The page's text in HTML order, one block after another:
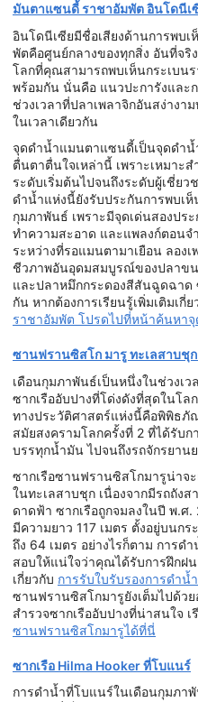
มันตาแซนดี้ ราชาอัมพัต อินโดนีเ
อินโดนีเซียมีชื่อเสียงด้านการพบเ
พัตคือศูนย์กลางของทุกสิ่ง อันที่จ
โลกที่คุณสามารถพบเห็นกระเบน
พร้อมกัน นั่นคือ แนวปะการังและ
ช่วงเวลาที่ปลาเพลาจิกอันสง่าง
ในเวลาเดียวกัน
จุดดำน้ำแมนตาแซนดี้เป็นจุดดำน้
ตื่นตาตื่นใจเหล่านี้ เพราะเหมาะ
ระดับเริ่มต้นไปจนถึงระดับผู้เชี่ย
ดำน้ำแห่งนี้ยังรับประกันการพบเ
กุมภาพันธ์ เพราะมีจุดเด่นสองปร
ทำความสะอาด และแพลงก์ตอนจ
ระหว่างที่รอแมนตามาเยือน ลอง
ชีวภาพอันอุดมสมบูรณ์ของปลาขน
และปลาหมึกกระดองสีสันฉูดฉาด
กัน หากต้องการเรียนรู้เพิ่มเติมเกี่
ราชาอัมพัต โปรดไปที่หน้าค้นหา
ซานฟรานซิสโก มารู ทะเลสาบชุ
เดือนกุมภาพันธ์เป็นหนึ่งในช่วงเ
ซากเรืออับปางที่โด่งดังที่สุดในโ
ทางประวัติศาสตร์แห่งนี้คือพิพิธภั
สมัยสงครามโลกครั้งที่ 2 ที่ได้รับก
บรรทุกน้ำมัน ไปจนถึงรถจักรยาน
ซากเรือซานฟรานซิสโกมารูน่าจ
ในทะเลสาบชุก เนื่องจากมีรถถัง
ดาดฟ้า ซากเรือถูกจมลงในปี พ.ศ
มีความยาว 117 เมตร ตั้งอยู่บนก
ถึง 64 เมตร อย่างไรก็ตาม การ
สอบให้แน่ใจว่าคุณได้รับการฝึกฝ
เกี่ยวกับ การรับใบรับรองการดำน้
ซานฟรานซิสโกมารูยังเต็มไปด้ว
สำรวจซากเรืออับปางที่น่าสนใจ เ
ซานฟรานซิสโกมารูได้ที่นี่
ซากเรือ Hilma Hooker ที่โบแนร์
การดำน้ำที่โบแนร์ในเดือนกุมภา